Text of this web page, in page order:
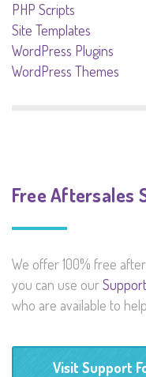
PHP Scripts
Site Templates
WordPress Plugins
WordPress Themes
Free Aftersales
We offer 100% free
you can use our
who are available to
Visit Support